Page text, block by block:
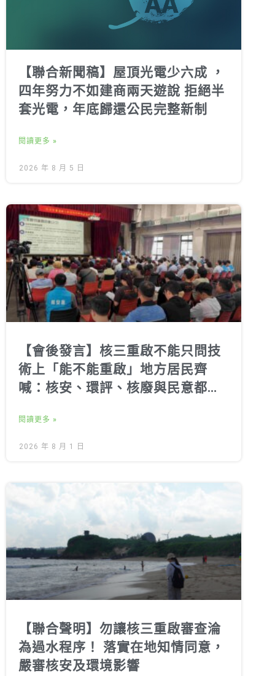
【聯合新聞稿】屋頂光電少六成 ，
四年努力不如建商兩天遊說 拒絕半
套光電，年底歸還公民完整新制
閱讀更多 »
2026 年 8 月 5 日
【會後發言】核三重啟不能只問技
術上「能不能重啟」地方居民齊
喊：核安、環評、核廢與民意都不
閱讀更多 »
2026 年 8 月 1 日
【聯合聲明】勿讓核三重啟審查淪
為過水程序！ 落實在地知情同意，
嚴審核安及環境影響